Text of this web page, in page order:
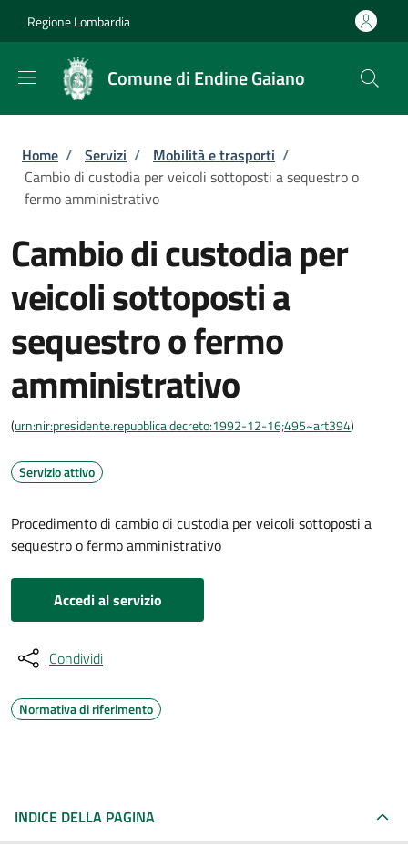
Regione Lombardia
Comune di Endine Gaiano
Briciole di pane
Home / Servizi / Mobilità e trasporti /
Cambio di custodia per veicoli sottoposti a sequestro o
fermo amministrativo
Cambio di custodia per
veicoli sottoposti a
sequestro o fermo
amministrativo
(urn:nir:presidente.repubblica:decreto:1992-12-16;495~art394)
Servizio attivo
Procedimento di cambio di custodia per veicoli sottoposti a
sequestro o fermo amministrativo
Accedi al servizio
Condividi
Normativa di riferimento
INDICE DELLA PAGINA